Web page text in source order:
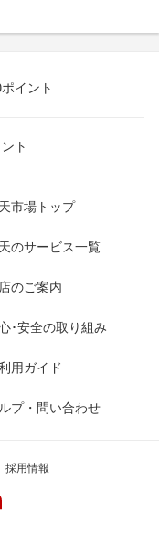
イント
ト
市場トップ
のサービス一覧
のご案内
･安全の取り組み
用ガイド
プ・問い合わせ
採用情報